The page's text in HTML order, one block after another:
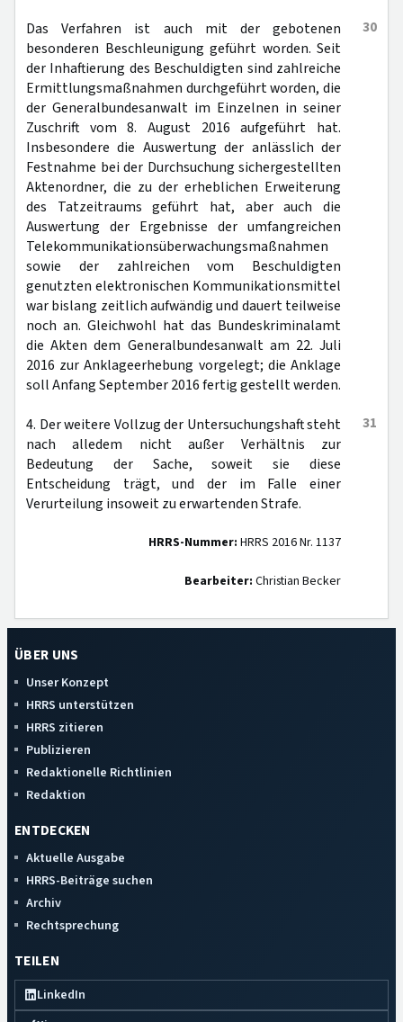
30
Das Verfahren ist auch mit der gebotenen
besonderen Beschleunigung geführt worden. Seit
der Inhaftierung des Beschuldigten sind zahlreiche
Ermittlungsmaßnahmen durchgeführt worden, die
der Generalbundesanwalt im Einzelnen in seiner
Zuschrift vom 8. August 2016 aufgeführt hat.
Insbesondere die Auswertung der anlässlich der
Festnahme bei der Durchsuchung sichergestellten
Aktenordner, die zu der erheblichen Erweiterung
des Tatzeitraums geführt hat, aber auch die
Auswertung der Ergebnisse der umfangreichen
Telekommunikationsüberwachungsmaßnahmen
sowie der zahlreichen vom Beschuldigten
genutzten elektronischen Kommunikationsmittel
war bislang zeitlich aufwändig und dauert teilweise
noch an. Gleichwohl hat das Bundeskriminalamt
die Akten dem Generalbundesanwalt am 22. Juli
2016 zur Anklageerhebung vorgelegt; die Anklage
soll Anfang September 2016 fertig gestellt werden.
31
4. Der weitere Vollzug der Untersuchungshaft steht
nach alledem nicht außer Verhältnis zur
Bedeutung der Sache, soweit sie diese
Entscheidung trägt, und der im Falle einer
Verurteilung insoweit zu erwartenden Strafe.
HRRS-Nummer: HRRS 2016 Nr. 1137
Bearbeiter: Christian Becker
ÜBER UNS
Unser Konzept
HRRS unterstützen
HRRS zitieren
Publizieren
Redaktionelle Richtlinien
Redaktion
ENTDECKEN
Aktuelle Ausgabe
HRRS-Beiträge suchen
Archiv
Rechtsprechung
TEILEN
LinkedIn